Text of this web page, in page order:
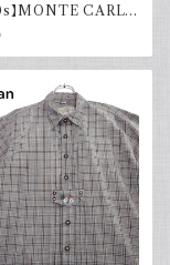
】MONTE CARLO
ャツ リネン レーヨン
ホワイト 白 古着 オ
ー 開襟